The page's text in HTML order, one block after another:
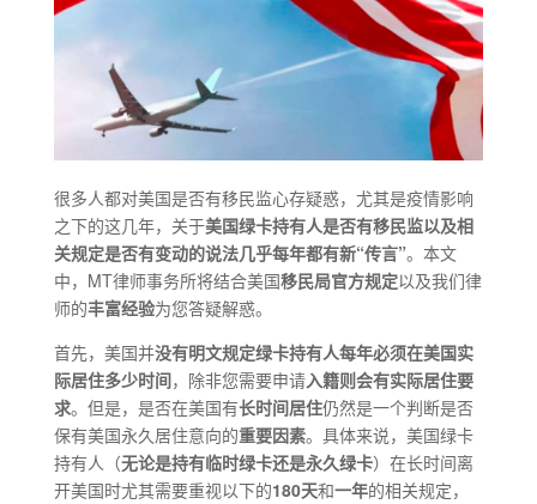
很多人都对美国是否有移民监心存疑惑，尤其是疫情影响
之下的这几年，关于美国绿卡持有人是否有移民监以及相
关规定是否有变动的说法几乎每年都有新“传言”。本文
中，MT律师事务所将结合美国移民局官方规定以及我们律
师的丰富经验为您答疑解惑。
首先，美国并没有明文规定绿卡持有人每年必须在美国实
际居住多少时间，除非您需要申请入籍则会有实际居住要
求。但是，是否在美国有长时间居住仍然是一个判断是否
保有美国永久居住意向的重要因素。具体来说，美国绿卡
持有人（无论是持有临时绿卡还是永久绿卡）在长时间离
开美国时尤其需要重视以下的180天和一年的相关规定，